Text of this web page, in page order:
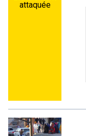
attaquée